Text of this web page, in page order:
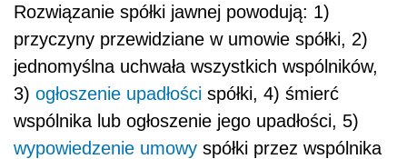
Rozwiązanie spółki jawnej powodują: 1)
przyczyny przewidziane w umowie spółki, 2)
jednomyślna uchwała wszystkich wspólników,
3) ogłoszenie upadłości spółki, 4) śmierć
wspólnika lub ogłoszenie jego upadłości, 5)
wypowiedzenie umowy spółki przez wspólnika